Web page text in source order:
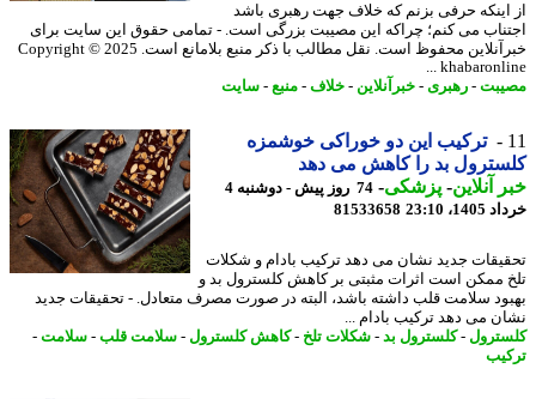
حرفی بزنم که خلاف جهت رهبری باشد
می کنم؛ چراکه این مصیبت بزرگی است. - تمامی حقوق این سایت برای
خبرآنلاین محفوظ است. نقل مطالب با ذکر منبع بلامانع است. Copyright © 2025
-رهبری- خبرآنلاین-خلاف-منبع -سایت
ترکیب این دو خوراکی خوشمزه
بد را کاهش می دهد
آنلاین-پزشکی-
74 روز پیش - دوشنبه 4
23:10
81533658
جدید نشان می دهد ترکیب بادام و شکلات
ممکن است اثرات مثبتی بر کاهش کلسترول بد و
سلامت قلب داشته باشد، البته در صورت مصرف متعادل. - تحقیقات جدید
می دهد ترکیب بادام ...
-کلسترول بد- شکلات تلخ-کاهش کلسترول-سلامت قلب -سلامت-